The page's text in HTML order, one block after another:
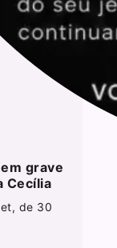
grave
Cecília
de 30